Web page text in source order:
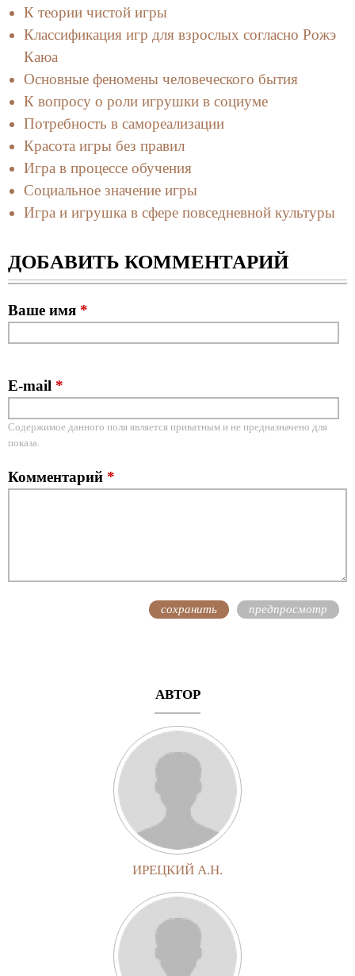
К теории чистой игры
Классификация игр для взрослых согласно Рожэ
Каюа
Основные феномены человеческого бытия
К вопросу о роли игрушки в социуме
Потребность в самореализации
Красота игры без правил
Игра в процессе обучения
Социальное значение игры
Игра и игрушка в сфере повседневной культуры
ДОБАВИТЬ КОММЕНТАРИЙ
Ваше имя *
E-mail *
Содержимое данного поля является приватным и не предназначено для
показа.
Комментарий *
АВТОР
ИРЕЦКИЙ А.Н.